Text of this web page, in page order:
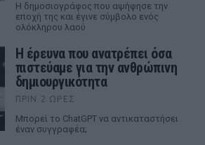
Η δημοσιογράφος που αψήφησε την
εποχή της και έγινε σύμβολο ενός
ολόκληρου λαού
Η έρευνα που ανατρέπει όσα
πιστεύαμε για την ανθρώπινη
δημιουργικότητα
ΠΡΙΝ 2 ΏΡΕΣ
Mπορεί το ChatGPT να αντικαταστήσει
έναν συγγραφέα;